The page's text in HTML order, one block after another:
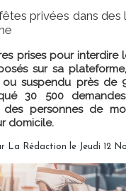
privées dans
prises pour interdire
sur sa
ou suspendu près de
30 500
des personnes de
domicile.
La Rédaction le Jeudi 12